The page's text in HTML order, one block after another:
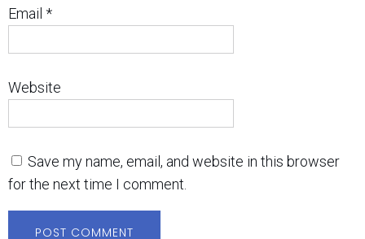
Email *
Website
Save my name, email, and website in this browser
for the next time I comment.